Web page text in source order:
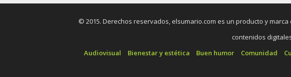
© 2015. Derechos reservados, elsumario.com es un producto y marca
contenidos
Audiovisual
Bienestar y estética Buen humor Comunidad